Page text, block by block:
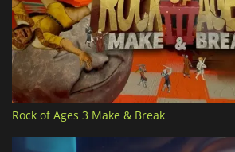
Rock of Ages 3 Make & Break